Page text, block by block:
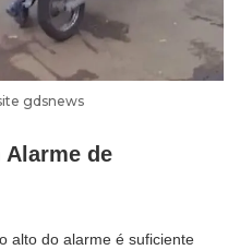
gdsnews
Alarme de
alto do alarme é suficiente